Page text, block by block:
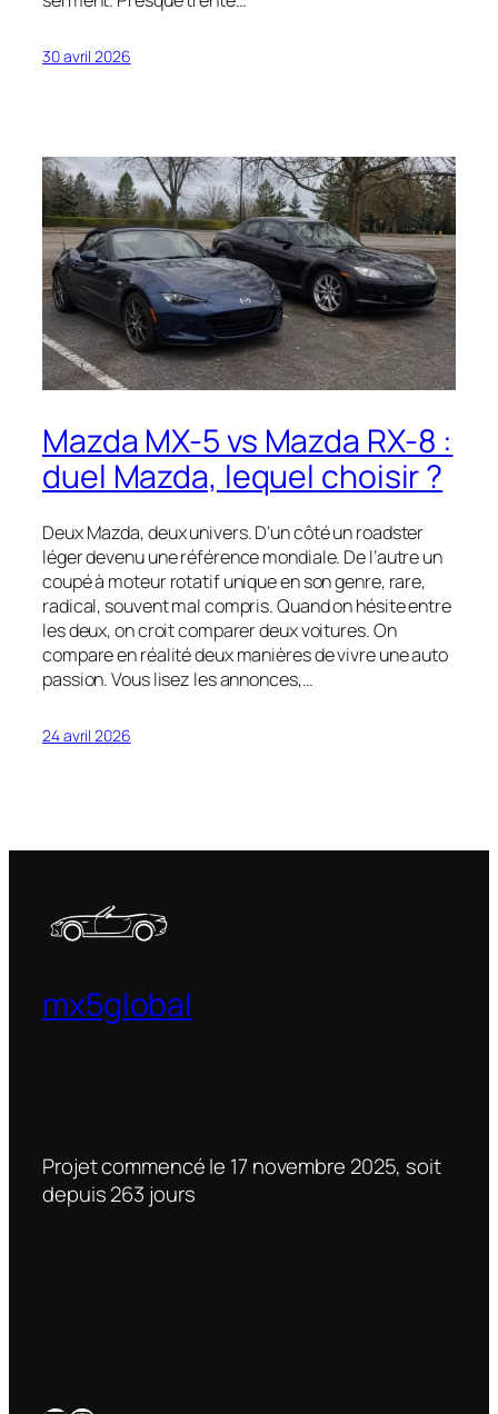
30 avril 2026
Mazda MX-5 vs Mazda RX-8 :
duel Mazda, lequel choisir ?
Deux Mazda, deux univers. D’un côté un roadster
léger devenu une référence mondiale. De l’autre un
coupé à moteur rotatif unique en son genre, rare,
radical, souvent mal compris. Quand on hésite entre
les deux, on croit comparer deux voitures. On
compare en réalité deux manières de vivre une auto
passion. Vous lisez les annonces,…
24 avril 2026
mx5global
Projet commencé le 17 novembre 2025, soit
depuis263 jours